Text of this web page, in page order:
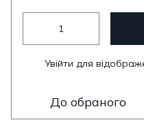
Увійти для
До обраного